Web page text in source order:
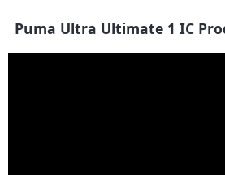
Puma Ultra Ultimate 1 IC